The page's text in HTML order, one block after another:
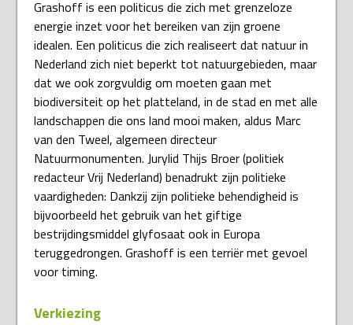
Grashoff is een politicus die zich met grenzeloze
energie inzet voor het bereiken van zijn groene
idealen. Een politicus die zich realiseert dat natuur in
Nederland zich niet beperkt tot natuurgebieden, maar
dat we ook zorgvuldig om moeten gaan met
biodiversiteit op het platteland, in de stad en met alle
landschappen die ons land mooi maken, aldus Marc
van den Tweel, algemeen directeur
Natuurmonumenten. Jurylid Thijs Broer (politiek
redacteur Vrij Nederland) benadrukt zijn politieke
vaardigheden: Dankzij zijn politieke behendigheid is
bijvoorbeeld het gebruik van het giftige
bestrijdingsmiddel glyfosaat ook in Europa
teruggedrongen. Grashoff is een terriër met gevoel
voor timing.
Verkiezing